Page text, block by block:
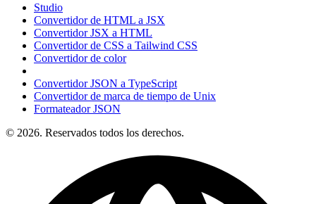
Studio
Convertidor de HTML a JSX
Convertidor JSX a HTML
Convertidor de CSS a Tailwind CSS
Convertidor de color
Convertidor JSON a TypeScript
Convertidor de marca de tiempo de Unix
Formateador JSON
© 2026. Reservados todos los derechos.